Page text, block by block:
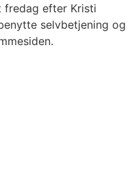
fredag efter Kristi
selvbetjening og